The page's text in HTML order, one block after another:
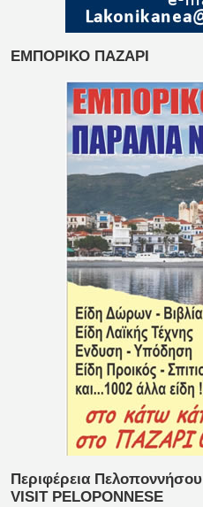
ΕΜΠΟΡΙΚΟ ΠΑΖΑΡΙ
Περιφέρεια Πελοποννήσου
VISIT PELOPONNESE